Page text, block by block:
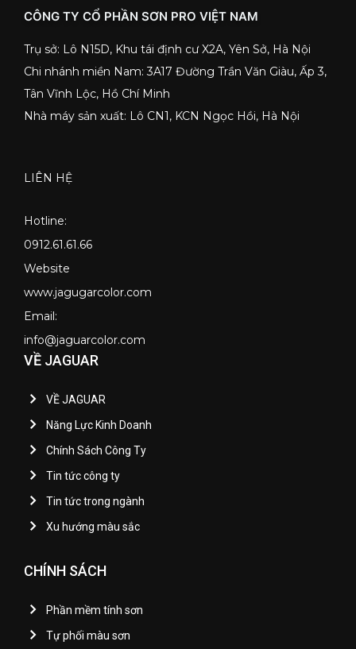
CÔNG TY CỔ PHẦN SƠN PRO VIỆT NAM
Trụ sở: Lô N15D, Khu tái định cư X2A, Yên Sở, Hà Nội
Chi nhánh miền Nam: 3A17 Đường Trần Văn Giàu, Ấp 3,
Tân Vĩnh Lộc, Hồ Chí Minh
Nhà máy sản xuất: Lô CN1, KCN Ngọc Hồi, Hà Nội
LIÊN HỆ
Hotline:
0912.61.61.66
Website
www.jagugarcolor.com
Email:
info@jaguarcolor.com
VỀ JAGUAR
VỀ JAGUAR
Năng Lực Kinh Doanh
Chính Sách Công Ty
Tin tức công ty
Tin tức trong ngành
Xu hướng màu sắc
CHÍNH SÁCH
Phần mềm tính sơn
Tự phối màu sơn